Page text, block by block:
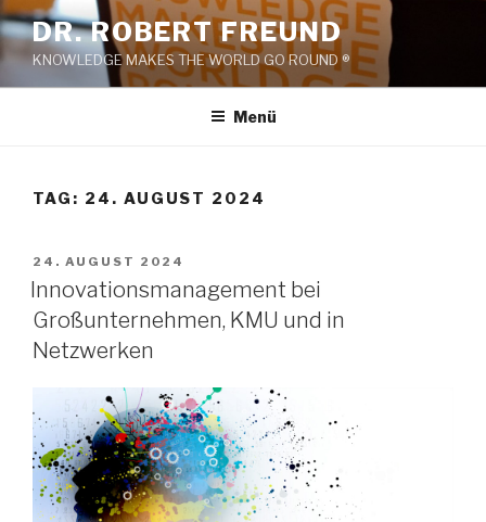
Zum
Inhalt
springen
DR. ROBERT FREUND
KNOWLEDGE MAKES THE WORLD GO ROUND ®
Menü
TAG: 24. AUGUST 2024
VERÖFFENTLICHT
AM
24. AUGUST 2024
Innovationsmanagement bei
Großunternehmen, KMU und in
Netzwerken